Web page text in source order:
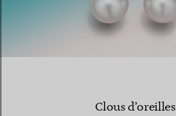
Clous d’oreilles